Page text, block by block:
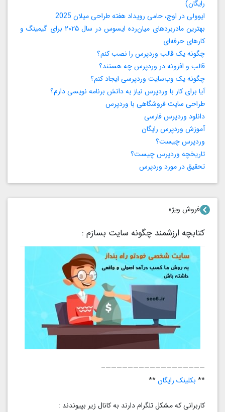
رایگان)
ایوولی در اوج، حامی رویداد هفته طراحی میلان 2025
بهترین مادربردهای میان‌رده ایسوس در سال ۲۰۲۵ برای گیمینگ و
کارهای حرفه‌ای
چگونه یک قالب وردپرس را نصب کنم؟
قالب و افزونه در وردپرس چه هستند؟
چگونه یک وب‌سایت وردپرسی ایجاد کنم؟
آیا برای کار با وردپرس نیاز به دانش برنامه‌ نویسی دارم؟
طراحی سایت فروشگاهی با وردپرس
دانلود وردپرس فارسی
آموزش وردپرس رایگان
وردپرس چیست؟
تاریخچه وردپرس چیست؟
تحقیق در مورد وردپرس
فروش ویژه
کتابچه ارزشمند چگونه سایت بسازم :
——————————————————–
**بکلینک رایگان**
کاربرانی که مشکل تلگرام دارند به کانال زیر بپیوندند :